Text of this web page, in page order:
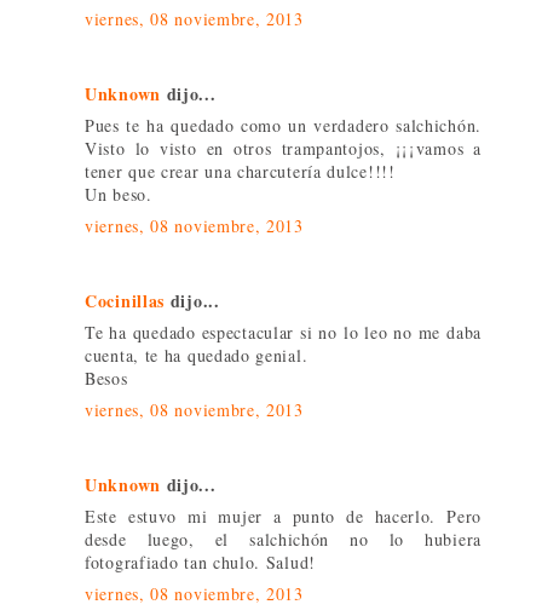
viernes, 08 noviembre, 2013
Unknown dijo...
Pues te ha quedado como un verdadero salchichón.
Visto lo visto en otros trampantojos, ¡¡¡vamos a
tener que crear una charcutería dulce!!!!
Un beso.
viernes, 08 noviembre, 2013
Cocinillas dijo...
Te ha quedado espectacular si no lo leo no me daba
cuenta, te ha quedado genial.
Besos
viernes, 08 noviembre, 2013
Unknown dijo...
Este estuvo mi mujer a punto de hacerlo. Pero
desde luego, el salchichón no lo hubiera
fotografiado tan chulo. Salud!
viernes, 08 noviembre, 2013